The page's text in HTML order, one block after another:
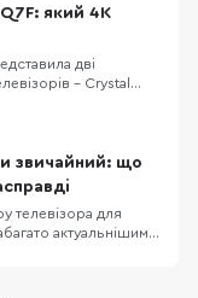
оновлення
картинку без
який 4K
дві
– Crystal
просторих
сучасні
дизайном. Та
звичайний: що
телевізора для
актуальнішим,